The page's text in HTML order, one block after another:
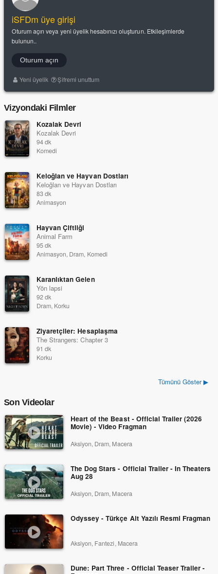
iSFDm üye girişi
Oturum açın veya yeni üyelik hesabınızı oluşturun. Etkileşimlerde
bulunun..
Oturum açın
Yeni üyelik Şifremi unuttum
Vizyondaki Filmler
Kozalak Devri
Kozalak Devri
94 dk
Komedi
Keloğlan ve Hayvan Dostları
Keloğlan ve Hayvan Dostları
83 dk
Animasyon
Hayvan Çiftliği
Animal Farm
95 dk
Animasyon, Dram, Komedi
Karanlıktan Gelen
Yön lapsi
92 dk
Dram, Korku
Ziyaretçiler: Hesaplaşma
The Strangers: Chapter 3
91 dk
Korku
Tümünü Göster ▶
Son Videolar
Heart of the Beast - Official Trailer (2026
Movie) - Video Fragman
Aksiyon, Dram, Macera
The Dog Stars - Official Trailer - In Theaters
Aug 28
Aksiyon, Dram, Macera
Odyssey - Türkçe Alt Yazılı Resmi Fragman
Aksiyon, Fantezi, Macera
Dune: Part Three - Official Teaser Trailer -